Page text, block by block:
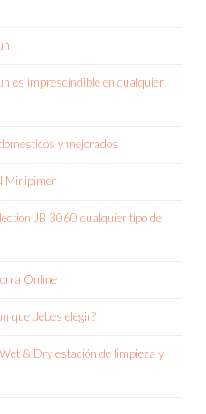
es imprescindible en cualquier
y mejorados
Minipimer
JB 3060 cualquier tipo de
Online
que debes elegir?
& Dry estación de limpieza y